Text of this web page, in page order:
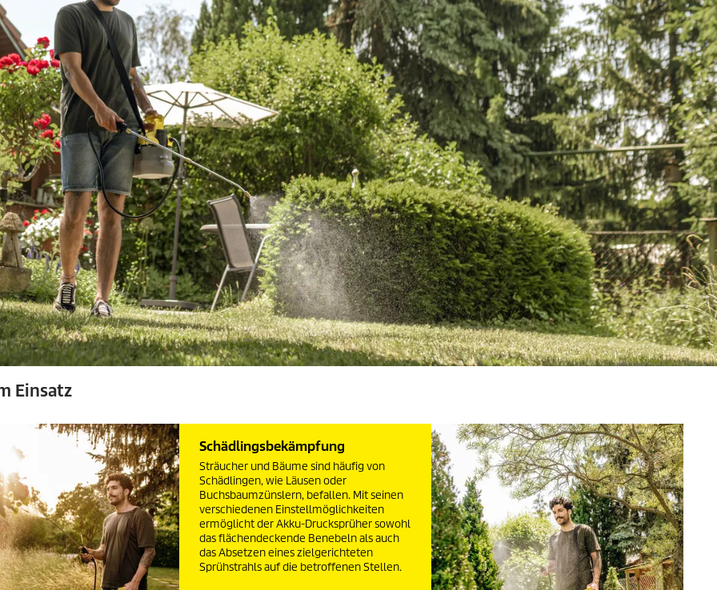
Einsatz
Schädlingsbekämpfung
Sträucher und Bäume sind häufig von
Schädlingen, wie Läusen oder
Buchsbaumzünslern, befallen. Mit seinen
verschiedenen Einstellmöglichkeiten
ermöglicht der Akku-Drucksprüher sowohl
das flächendeckende Benebeln als auch
das Absetzen eines zielgerichteten
Sprühstrahls auf die betroffenen Stellen.